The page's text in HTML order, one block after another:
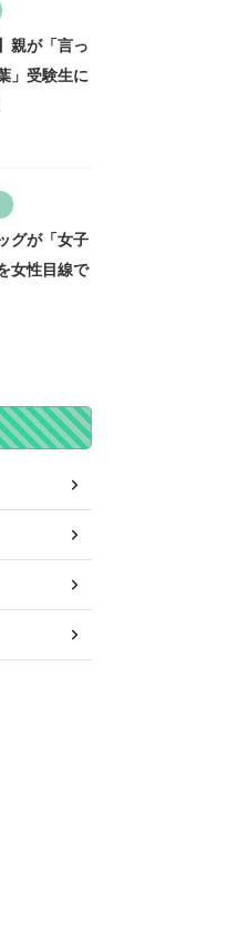
親が「言っ
」受験生に
グが「女子
女性目線で